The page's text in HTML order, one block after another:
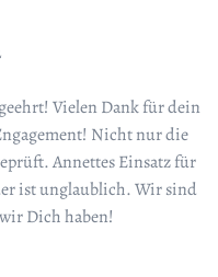
Vielen Dank für dein
Nicht nur die
Annettes Einsatz für
ist unglaublich. Wir sind
Dich haben!